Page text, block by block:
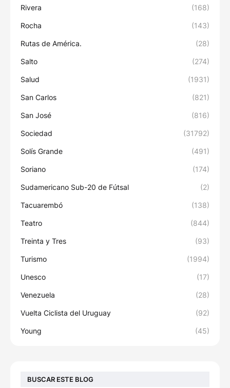
Rivera (168)
Rocha (143)
Rutas de América. (28)
Salto (274)
Salud (1931)
San Carlos (821)
San José (816)
Sociedad (31792)
Solís Grande (491)
Soriano (174)
Sudamericano Sub-20 de Fútsal (2)
Tacuarembó (138)
Teatro (844)
Treinta y Tres (93)
Turismo (1994)
Unesco (17)
Venezuela (28)
Vuelta Ciclista del Uruguay (92)
Young (45)
BUSCAR ESTE BLOG